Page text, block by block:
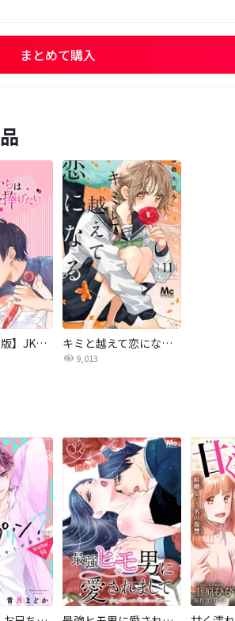
まとめて購入
【タテカラー版】JKくのいちは全てを捧げたい キミと越えて恋になる 単行本版
9,013